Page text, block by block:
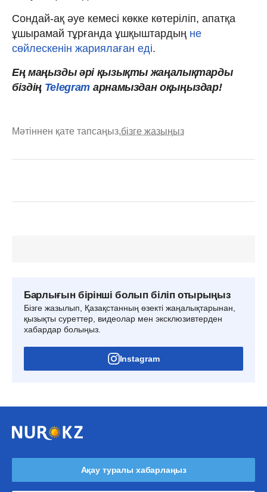
Сондай-ақ әуе кемесі көкке көтеріліп, апатқа
ұшырамай тұрғанда ұшқыштардың не
сөйлескенін жариялаған еді.
Ең маңызды әрі қызықты жаңалықтарды
біздің Telegram арнамыздан оқыңыздар!
Мәтіннен қате тапсаңыз,бізге жазыңыз
Барлығын бірінші болып біліп отырыңыз
Бізге жазылып, Қазақстанның өзекті жаңалықтарынан,
қызықты суреттер, видеолар мен эксклюзивтерден
хабардар болыңыз.
Instagram
Ақау туралы хабарлаңыз